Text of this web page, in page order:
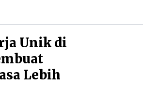
Unik di
Lebih